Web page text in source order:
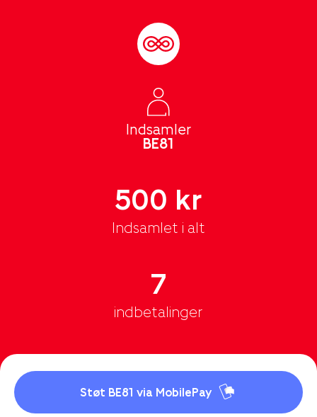
Indsamler
BE81
500 kr
Indsamlet i alt
7
indbetalinger
Støt BE81 via MobilePay